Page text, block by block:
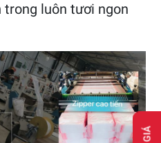
trong luôn tươi ngon